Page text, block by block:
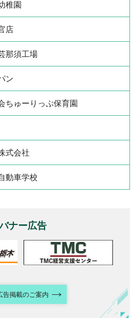
稚園
店
那須工場
ン
ちゅーりっぷ保育園
式会社
動車学校
ナー広告
告掲載のご案内